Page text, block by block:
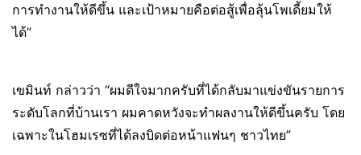
การทำงานให้ดีขึ้น และเป้าหมายคือต่อสู้เพื่อลุ้นโพเดี้ยมให้
ได้”
เขมินท์ กล่าวว่า “ผมดีใจมากครับที่ได้กลับมาแข่งขันรายการ
ระดับโลกที่บ้านเรา ผมคาดหวังจะทำผลงานให้ดีขึ้นครับ โดย
เฉพาะในโฮมเรซที่ได้ลงบิดต่อหน้าแฟนๆ ชาวไทย”